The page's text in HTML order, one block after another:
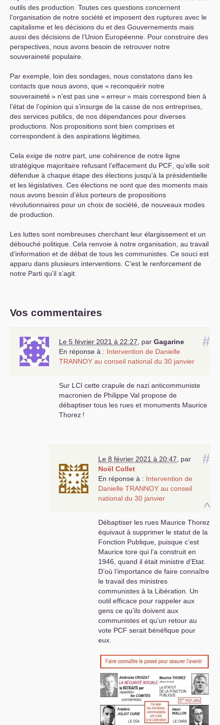
outils des production. Toutes ces questions concernent
l’organisation de notre société et imposent des ruptures avec le
capitalisme et les décisions du et des Gouvernements mais
aussi des décisions de l’Union Européenne. Pour construire des
perspectives, nous avons besoin de retrouver notre
souveraineté populaire.
Par exemple, loin des sondages, nous constatons dans les
contacts que nous avons, que « reconquérir notre
souveraineté» n’est pas une « erreur» mais correspond bien à
l’état de l’opinion qui s’insurge de la casse de nos entreprises,
des services publics, de nos dépendances pour diverses
productions. Nos propositions sont bien comprises et
correspondent à des aspirations légitimes.
Cela exige de notre part, une cohérence de notre ligne
stratégique majoritaire refusant l’effacement du PCF , qu’elle soit
défendue à chaque étape des élections jusqu’à la présidentielle
et les législatives. Ces élections ne sont que des moments mais
nous avons besoin d’élus porteurs de propositions
révolutionnaires pour un choix de société, de nouveaux modes
de production.
Les luttes sont nombreuses cherchant leur élargissement et un
débouché politique. Cela renvoie à notre organisation, au travail
d’information et de débat de tous les communistes. Ce souci est
apparu dans plusieurs interventions. C’est le renforcement de
notre Parti qu’il s’agit.
Vos commentaires
#
Le 5 février 2021 à 22:27 par Gagarine
En réponse à : Intervention de Danielle
TRANNOY au conseil national du 30 janvier
Sur LCI cette crapule de nazi anticommuniste
macronien de Philippe Val propose de
débaptiser tous les rues et monuments Maurice
Thorez !
#
^
Le 8 février 2021 à 20:47
par
Noël Collet
En réponse à : Intervention de
Danielle TRANNOY au conseil
national du 30 janvier
Débaptiser les rues Maurice Thorez
équivaut à supprimer le statut de la
Fonction Publique, puisque c’est
Maurice tore qui l’a construit en
1946, quand il était ministre d’Etat.
D’où l’importance de faire connaître
le travail des ministres
communistes à la Libération. Un
outil efficace pour rappeler aux
gens ce qu’ils doivent aux
communistes et qu’un retour au
vote PCF serait bénéfique pour
eux.